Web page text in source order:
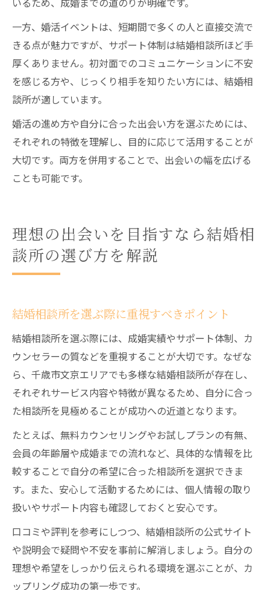
一方、婚活イベントは、短期間で多くの人と直接交流で
きる点が魅力ですが、サポート体制は結婚相談所ほど手
厚くありません。初対面でのコミュニケーションに不安
を感じる方や、じっくり相手を知りたい方には、結婚相
談所が適しています。
婚活の進め方や自分に合った出会い方を選ぶためには、
それぞれの特徴を理解し、目的に応じて活用することが
大切です。両方を併用することで、出会いの幅を広げる
ことも可能です。
理想の出会いを目指すなら結婚相
談所の選び方を解説
結婚相談所を選ぶ際に重視すべきポイント
結婚相談所を選ぶ際には、成婚実績やサポート体制、カ
ウンセラーの質などを重視することが大切です。なぜな
ら、千歳市文京エリアでも多様な結婚相談所が存在し、
それぞれサービス内容や特徴が異なるため、自分に合っ
た相談所を見極めることが成功への近道となります。
たとえば、無料カウンセリングやお試しプランの有無、
会員の年齢層や成婚までの流れなど、具体的な情報を比
較することで自分の希望に合った相談所を選択できま
す。また、安心して活動するためには、個人情報の取り
扱いやサポート内容も確認しておくと安心です。
口コミや評判を参考にしつつ、結婚相談所の公式サイト
や説明会で疑問や不安を事前に解消しましょう。自分の
理想や希望をしっかり伝えられる環境を選ぶことが、カ
ップリング成功の第一歩です。